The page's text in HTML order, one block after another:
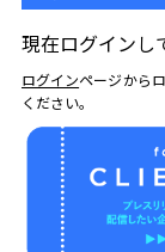
現在ログインし
ログインページから
ください。